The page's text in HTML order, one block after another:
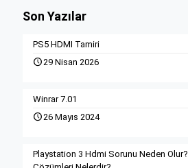
Son Yazılar
PS5 HDMI Tamiri
29 Nisan 2026
Winrar 7.01
26 Mayıs 2024
Playstation 3 Hdmi Sorunu Neden Olur?